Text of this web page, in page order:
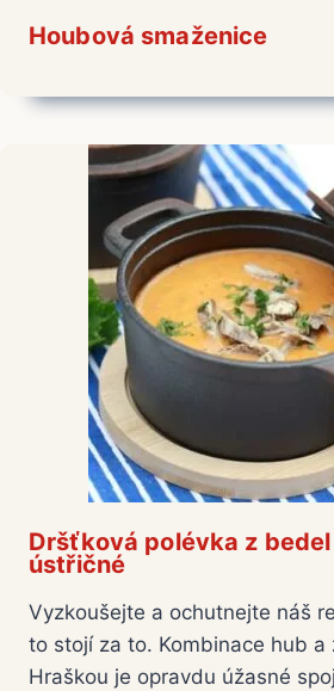
Houbová smaženice
Dršťková polévka z
ústřičné
Vyzkoušejte a ochutnejte náš
to stojí za to. Kombinace hub a
Hraškou je opravdu úžasné